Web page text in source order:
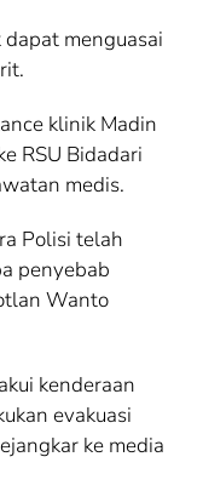
menguasai
klinik Madin
RSU Bidadari
medis.
Polisi telah
penyebab
Wanto
kenderaan
evakuasi
ke media